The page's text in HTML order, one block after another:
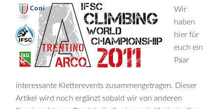
Wir
haben
hier für
euch ein
Paar
interessante Kletterevents zusammengetragen. Dieser
Artikel wird noch ergänzt sobald wir von anderen